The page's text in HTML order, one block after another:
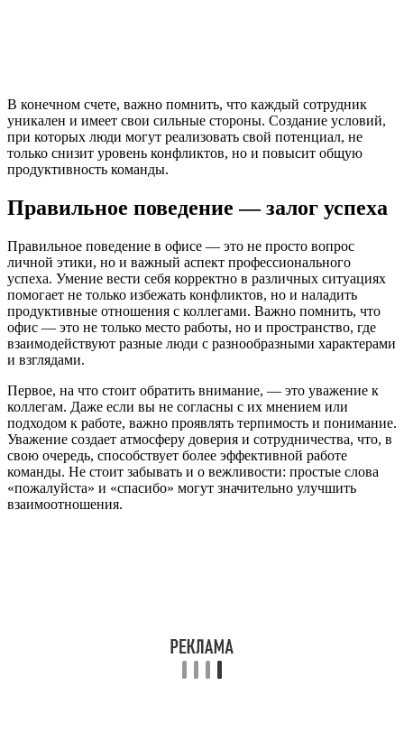
В конечном счете, важно помнить, что каждый сотрудник
уникален и имеет свои сильные стороны. Создание условий,
при которых люди могут реализовать свой потенциал, не
только снизит уровень конфликтов, но и повысит общую
продуктивность команды.
Правильное поведение — залог успеха
Правильное поведение в офисе — это не просто вопрос
личной этики, но и важный аспект профессионального
успеха. Умение вести себя корректно в различных ситуациях
помогает не только избежать конфликтов, но и наладить
продуктивные отношения с коллегами. Важно помнить, что
офис — это не только место работы, но и пространство, где
взаимодействуют разные люди с разнообразными характерами
и взглядами.
Первое, на что стоит обратить внимание, — это уважение к
коллегам. Даже если вы не согласны с их мнением или
подходом к работе, важно проявлять терпимость и понимание.
Уважение создает атмосферу доверия и сотрудничества, что, в
свою очередь, способствует более эффективной работе
команды. Не стоит забывать и о вежливости: простые слова
«пожалуйста» и «спасибо» могут значительно улучшить
взаимоотношения.